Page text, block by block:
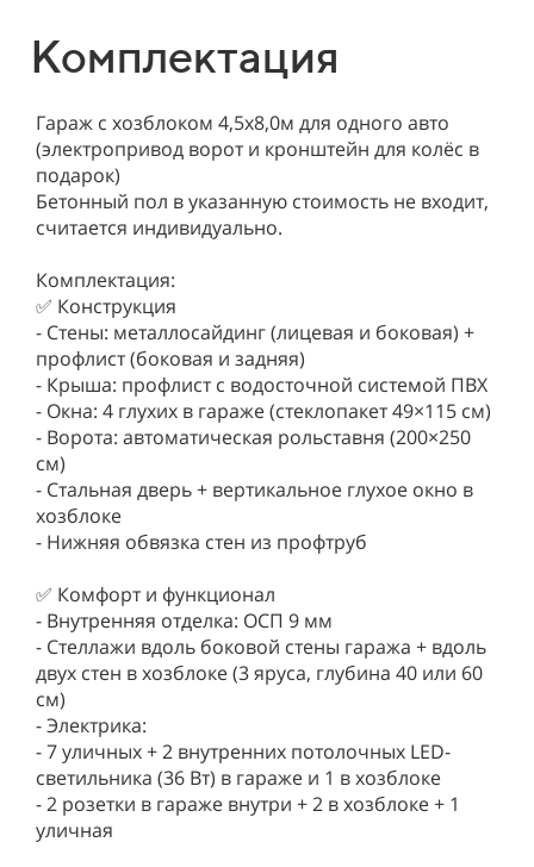
Комплектация
Гараж с хозблоком 4,5х8,0м для одного авто
(электропривод ворот и кронштейн для колёс в
подарок)
Бетонный пол в указанную стоимость не входит,
считается индивидуально.
Комплектация:
✅ Конструкция
- Стены: металлосайдинг (лицевая и боковая) +
профлист (боковая и задняя)
- Крыша: профлист с водосточной системой ПВХ
- Окна: 4 глухих в гараже (стеклопакет 49×115 см)
- Ворота: автоматическая рольставня (200×250
см)
- Стальная дверь + вертикальное глухое окно в
хозблоке
- Нижняя обвязка стен из профтруб
✅ Комфорт и функционал
- Внутренняя отделка: ОСП 9 мм
- Стеллажи вдоль боковой стены гаража + вдоль
двух стен в хозблоке (3 яруса, глубина 40 или 60
см)
- Электрика:
- 7 уличных + 2 внутренних потолочных LED-
светильника (36 Вт) в гараже и 1 в хозблоке
- 2 розетки в гараже внутри + 2 в хозблоке + 1
уличная